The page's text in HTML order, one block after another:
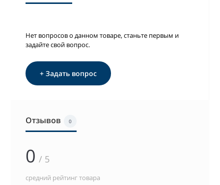
Нет вопросов о данном товаре, станьте первым и
задайте свой вопрос.
+ Задать вопрос
Отзывов 0
0 / 5
средний рейтинг товара